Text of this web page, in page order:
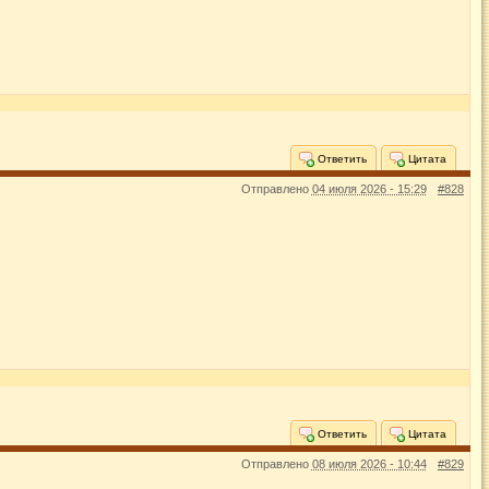
Цитата
Ответить
#828
Отправлено 04 июля 2026 - 15:29
Цитата
Ответить
#829
Отправлено 08 июля 2026 - 10:44